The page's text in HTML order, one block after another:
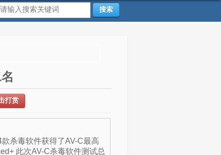
搜索
打赏
杀毒软件获得了AV-C最高
此次AV-C杀毒软件测试总